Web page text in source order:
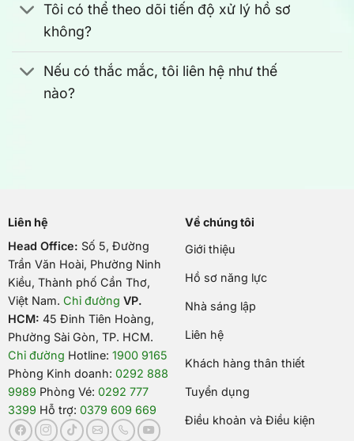
Tôi có thể theo dõi tiến độ xử lý hồ sơ
không?
Nếu có thắc mắc, tôi liên hệ như thế
nào?
Liên hệ
Head Office: Số 5, Đường
Trần Văn Hoài, Phường Ninh
Kiều, Thành phố Cần Thơ,
Việt Nam. Chỉ đường VP.
HCM: 45 Đinh Tiên Hoàng,
Phường Sài Gòn, TP. HCM.
Chỉ đường Hotline: 1900 9165
Phòng Kinh doanh: 0292 888
9989 Phòng Vé: 0292 777
3399 Hỗ trợ: 0379 609 669
Về chúng tôi
Giới thiệu
Hồ sơ năng lực
Nhà sáng lập
Liên hệ
Khách hàng thân thiết
Tuyển dụng
Điều khoản và Điều kiện